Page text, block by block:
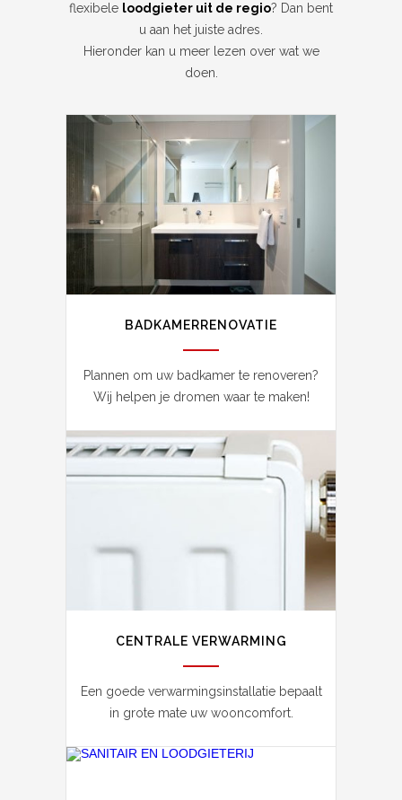
flexibele loodgieter uit de regio? Dan bent
u aan het juiste adres.
Hieronder kan u meer lezen over wat we
doen.
BADKAMERRENOVATIE
Plannen om uw badkamer te renoveren?
Wij helpen je dromen waar te maken!
CENTRALE VERWARMING
Een goede verwarmingsinstallatie bepaalt
in grote mate uw wooncomfort.